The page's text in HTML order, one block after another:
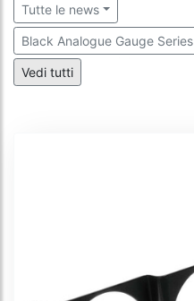
Tutte le news
Black Analogue Gauge Series
Serie Blue-Light
Vedi tutti